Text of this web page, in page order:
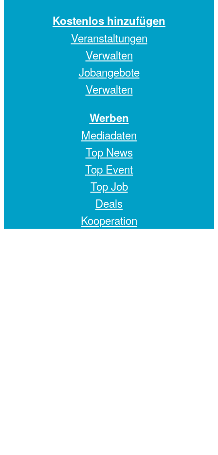
Kostenlos hinzufügen
Veranstaltungen
Verwalten
Jobangebote
Verwalten
Werben
Mediadaten
Top News
Top Event
Top Job
Deals
Kooperation